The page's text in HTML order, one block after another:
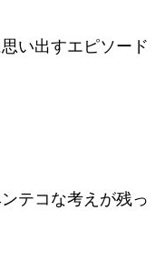
い出すエピソード
テコな考えが残っ